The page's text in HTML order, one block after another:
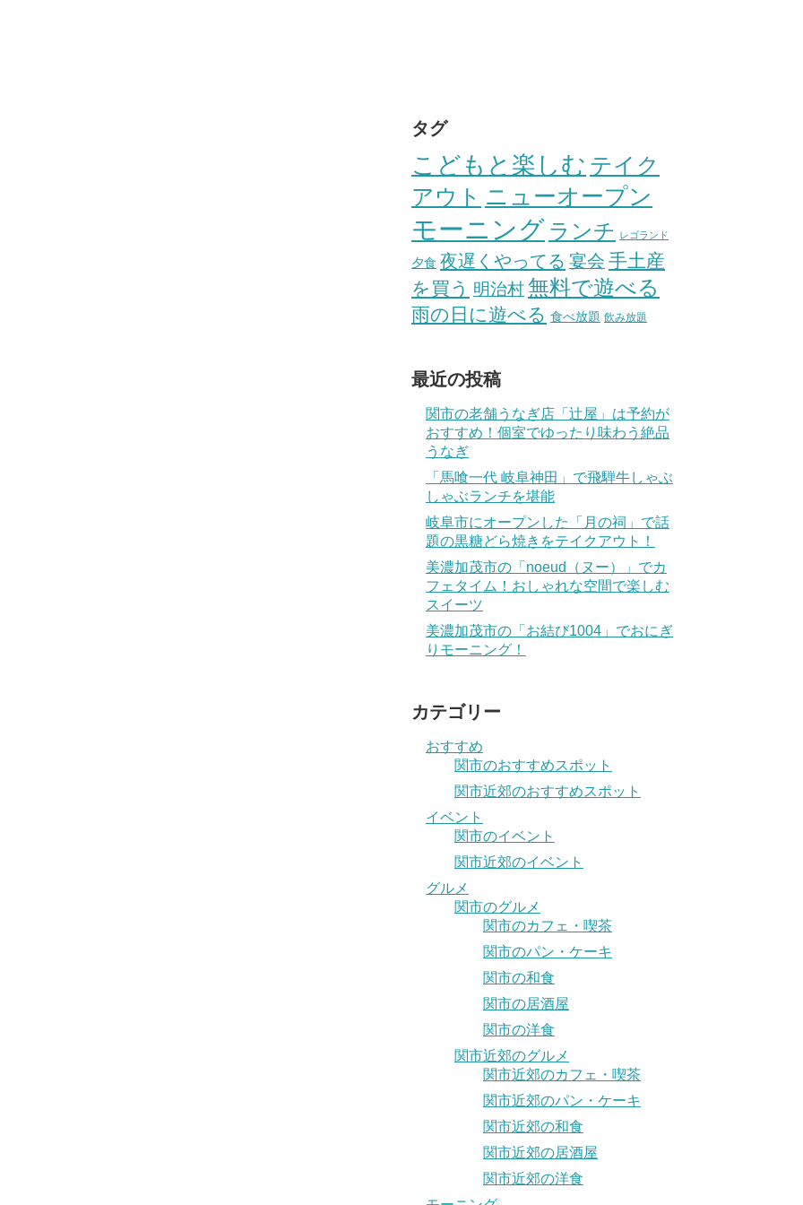
タグ
こどもと楽しむ テイク
アウト ニューオープン
モーニング ランチ レゴランド
夕食 夜遅くやってる 宴会 手土産
を買う 明治村無料で遊べる
雨の日に遊べる 食べ放題 飲み放題
最近の投稿
関市の老舗うなぎ店「辻屋」は予約が
おすすめ！個室でゆったり味わう絶品
うなぎ
「馬喰一代 岐阜神田」で飛騨牛しゃぶ
しゃぶランチを堪能
岐阜市にオープンした「月の祠」で話
題の黒糖どら焼きをテイクアウト！
美濃加茂市の「noeud（ヌー）」でカ
フェタイム！おしゃれな空間で楽しむ
スイーツ
美濃加茂市の「お結び1004」でおにぎ
りモーニング！
カテゴリー
おすすめ
関市のおすすめスポット
関市近郊のおすすめスポット
イベント
関市のイベント
関市近郊のイベント
グルメ
関市のグルメ
関市のカフェ・喫茶
関市のパン・ケーキ
関市の和食
関市の居酒屋
関市の洋食
関市近郊のグルメ
関市近郊のカフェ・喫茶
関市近郊のパン・ケーキ
関市近郊の和食
関市近郊の居酒屋
関市近郊の洋食